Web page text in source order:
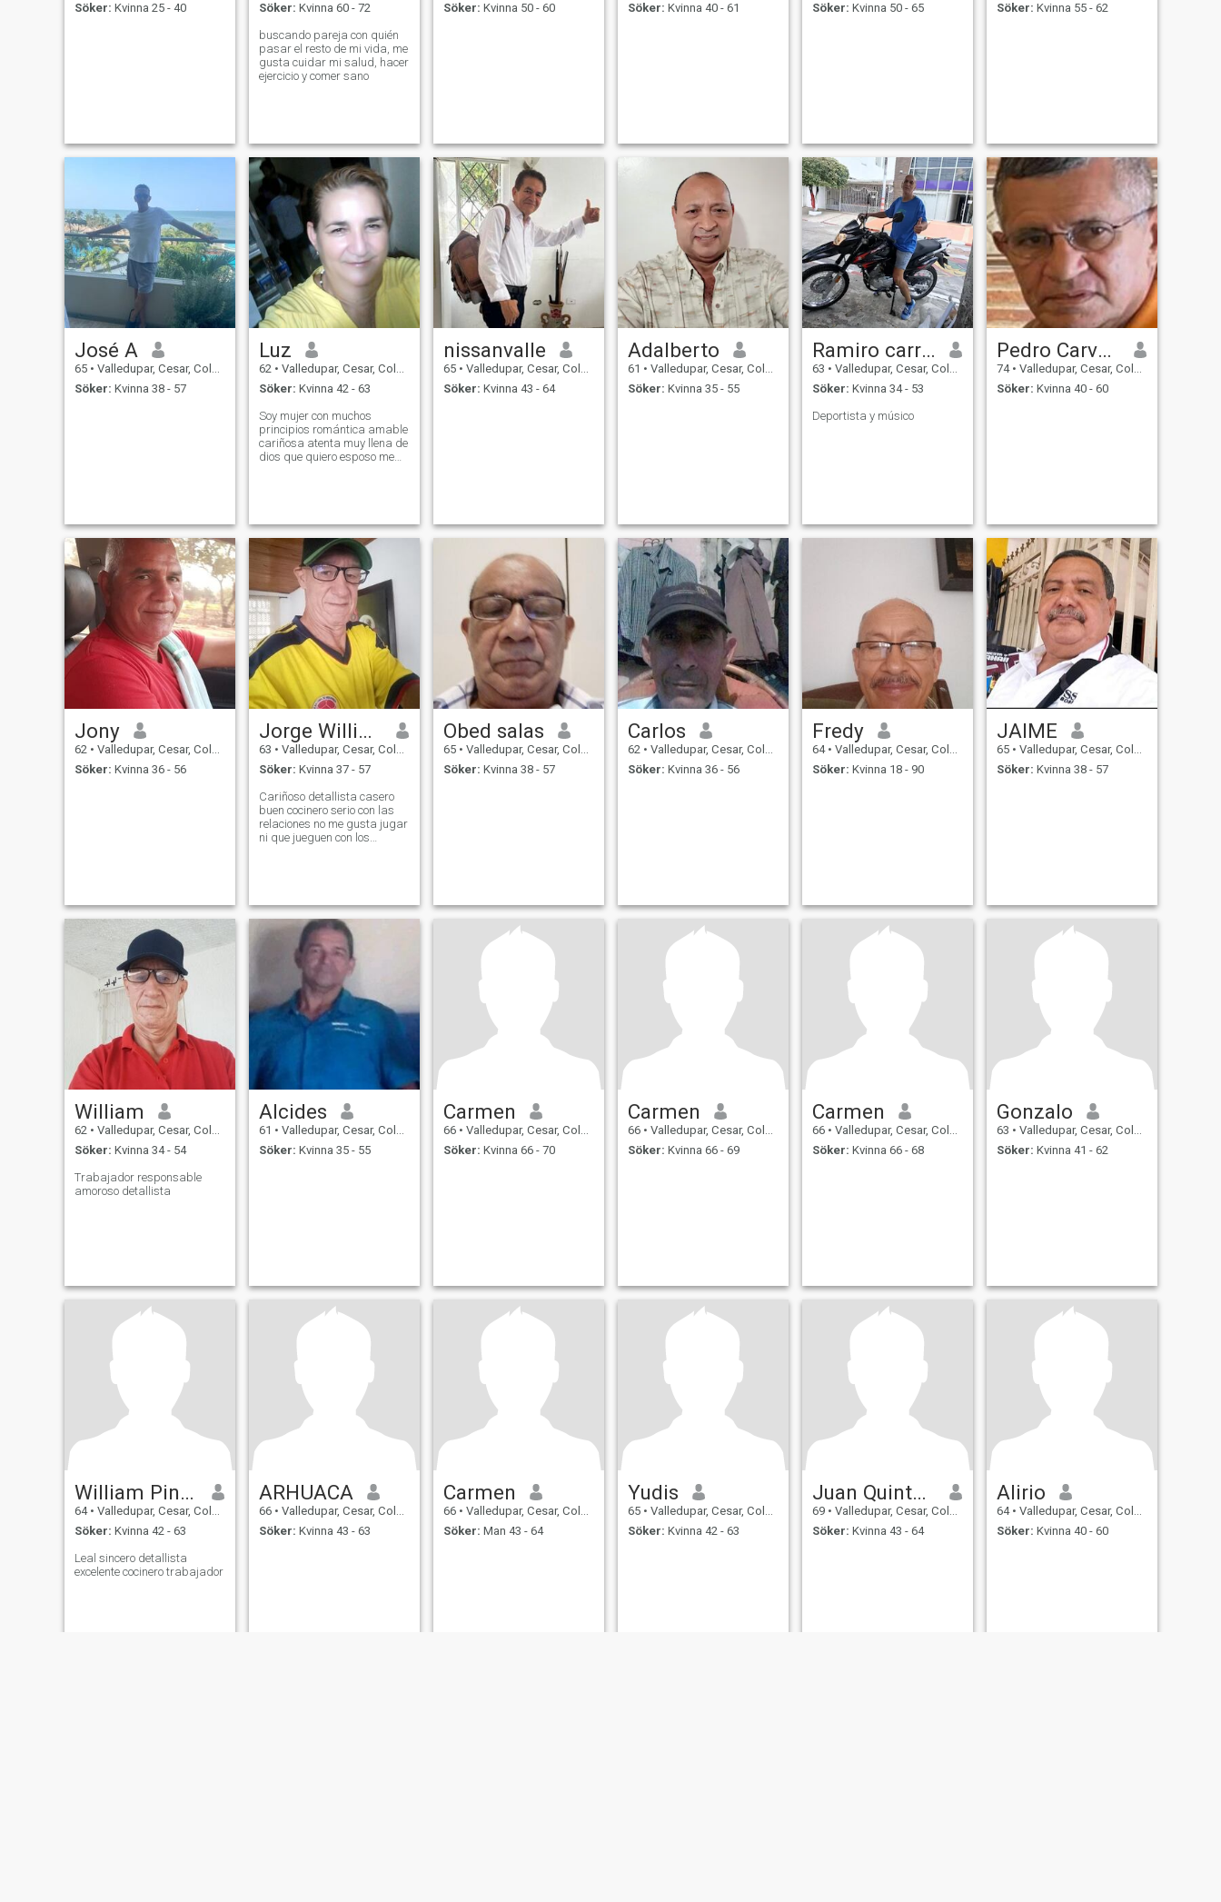
Söker: Kvinna 25 - 40
Söker: Kvinna 60 - 72
buscando pareja con quién
pasar el resto de mi vida, me
gusta cuidar mi salud, hacer
ejercicio y comer sano
Söker: Kvinna 50 - 60
Söker: Kvinna 40 - 61
Söker: Kvinna 50 - 65
Söker: Kvinna 55 - 62
José A
65 • Valledupar, Cesar, Colombia
Söker: Kvinna 38 - 57
Luz
62 • Valledupar, Cesar, Colombia
Söker: Kvinna 42 - 63
Soy mujer con muchos
principios romántica amable
cariñosa atenta muy llena de
dios que quiero esposo me
nissanvalle
65 • Valledupar, Cesar, Colombia
Söker: Kvinna 43 - 64
Adalberto
61 • Valledupar, Cesar, Colombia
Söker: Kvinna 35 - 55
Ramiro carreño vertel
63 • Valledupar, Cesar, Colombia
Söker: Kvinna 34 - 53
Deportista y músico
Pedro Carvajal Pérez
74 • Valledupar, Cesar, Colombia
Söker: Kvinna 40 - 60
Jony
62 • Valledupar, Cesar, Colombia
Söker: Kvinna 36 - 56
Jorge William Pineda alfonso
63 • Valledupar, Cesar, Colombia
Söker: Kvinna 37 - 57
Cariñoso detallista casero
buen cocinero serio con las
relaciones no me gusta jugar
ni que jueguen con los
Obed salas
65 • Valledupar, Cesar, Colombia
Söker: Kvinna 38 - 57
Carlos
62 • Valledupar, Cesar, Colombia
Söker: Kvinna 36 - 56
Fredy
64 • Valledupar, Cesar, Colombia
Söker: Kvinna 18 - 90
JAIME
65 • Valledupar, Cesar, Colombia
Söker: Kvinna 38 - 57
William
62 • Valledupar, Cesar, Colombia
Söker: Kvinna 34 - 54
Trabajador responsable
amoroso detallista
Alcides
61 • Valledupar, Cesar, Colombia
Söker: Kvinna 35 - 55
Carmen
66 • Valledupar, Cesar, Colombia
Söker: Kvinna 66 - 70
Carmen
66 • Valledupar, Cesar, Colombia
Söker: Kvinna 66 - 69
Carmen
66 • Valledupar, Cesar, Colombia
Söker: Kvinna 66 - 68
Gonzalo
63 • Valledupar, Cesar, Colombia
Söker: Kvinna 41 - 62
William Pineda
64 • Valledupar, Cesar, Colombia
Söker: Kvinna 42 - 63
Leal sincero detallista
excelente cocinero trabajador
ARHUACA
66 • Valledupar, Cesar, Colombia
Söker: Kvinna 43 - 63
Carmen
66 • Valledupar, Cesar, Colombia
Söker: Man 43 - 64
Yudis
65 • Valledupar, Cesar, Colombia
Söker: Kvinna 42 - 63
Juan Quintero
69 • Valledupar, Cesar, Colombia
Söker: Kvinna 43 - 64
Alirio
64 • Valledupar, Cesar, Colombia
Söker: Kvinna 40 - 60